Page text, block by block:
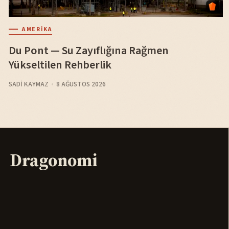
AMERIKA
Du Pont — Su Zayıflığına Rağmen
Yükseltilen Rehberlik
SADI KAYMAZ 8 AĞUSTOS 2026
Dragonomi